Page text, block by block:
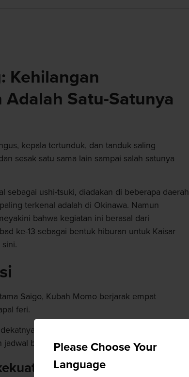
Please Choose Your
Language
Kehilangan
Adalah Satu-Satunya
kepala tertunduk, dan tanduk saling
sesak satu sama lain sampai salah satunya
sebagai ushi-tsuki, diadakan di beberapa daerah
terkenal adalah di Okinawa. Namun
bahwa kegiatan ini berasal dari
ke-13 sebagai bentuk hiburan untuk Kaisar
Saigo, Kubah Momo berjarak empat
feri.
Hotel Anda atau kantor pusat informasi
berangkat bus, taksi, dll.
dan kemauan keras